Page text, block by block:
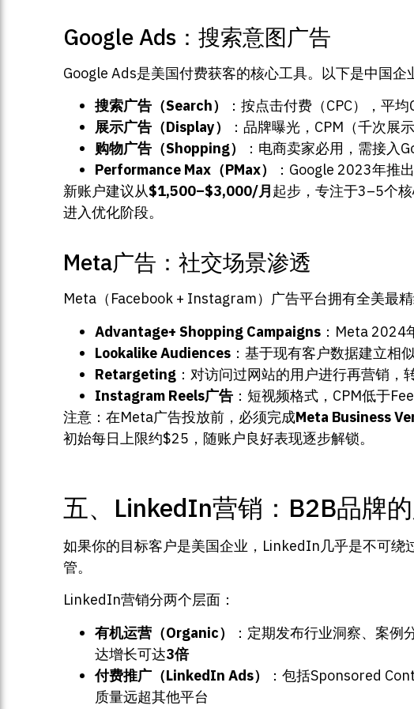
Google Ads：搜索意图广告
Google Ads是美国付费获客的核心工具。以下是中国企
搜索广告（Search）
：按点击付费（CPC），平
展示广告（Display）
：品牌曝光，CPM（千次展
购物广告（Shopping）
：电商卖家必用，需接入
Performance Max（PMax）
：Google 2023年推
新账户建议从$1,500–$3,000/月起步，专注于3–5个
进入优化阶段。
Meta广告：社交场景渗透
Meta（Facebook + Instagram）广告平台拥有全美最
Advantage+ Shopping Campaigns ：Meta 2024
Lookalike Audiences ：基于现有客户数据建立相
Retargeting ：对访问过网站的用户进行再营销
Instagram Reels广告 ：短视频格式，CPM低于
注意：在Meta广告投放前，必须完成Meta Business
初始每日上限约$25，随账户良好表现逐步解锁。
五、LinkedIn营销：B2B品牌
如果你的目标客户是美国企业，LinkedIn几乎是不可
管。
LinkedIn营销分两个层面：
有机运营（Organic）
：定期发布行业洞察、案
达增长可达3倍
付费推广（LinkedIn Ads）
：包括Sponsored
质量远超其他平台